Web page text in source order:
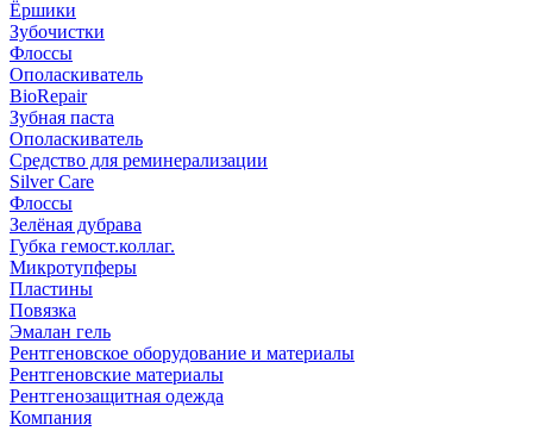
Ёршики
Зубочистки
Флоссы
Ополаскиватель
BioRepair
Зубная паста
Ополаскиватель
Средство для реминерализации
Silver Care
Флоссы
Зелёная дубрава
Губка гемост.коллаг.
Микротупферы
Пластины
Повязка
Эмалан гель
Рентгеновское оборудование и материалы
Рентгеновские материалы
Рентгенозащитная одежда
Компания